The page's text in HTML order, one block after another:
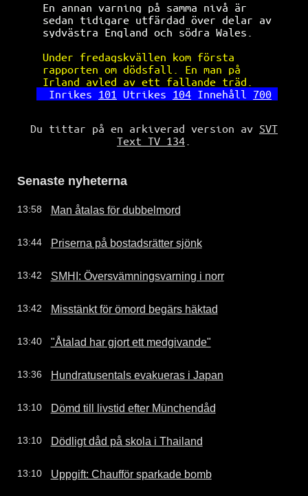
En annan varning på samma nivå är
sedan tidigare utfärdad över delar av
sydvästra England och södra Wales.
Under fredagskvällen kom första
rapporten om dödsfall. En man på
Irland avled av ett fallande träd.
Inrikes 101 Utrikes 104 Innehåll 700
Du tittar på en arkiverad version av SVT
Text TV 134
Senaste nyheterna
13:58 Man åtalas för dubbelmord
13:44 Priserna på bostadsrätter sjönk
13:42 SMHI: Översvämningsvarning i norr
13:42 Misstänkt för ömord begärs häktad
13:40 "Åtalad har gjort ett medgivande"
13:36 Hundratusentals evakueras i Japan
13:10 Dömd till livstid efter Münchendåd
13:10 Dödligt dåd på skola i Thailand
13:10 Uppgift: Chaufför sparkade bomb